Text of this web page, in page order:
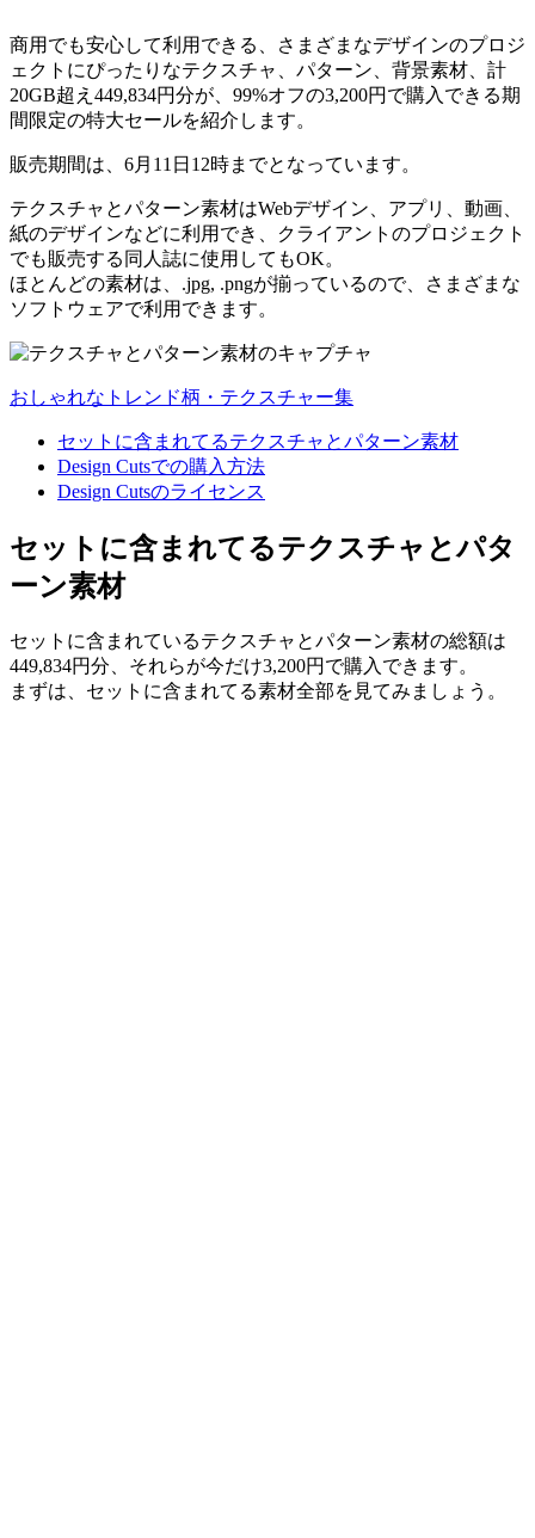
商用でも安心して利用できる、さまざまなデザインのプロジ
ェクトにぴったりなテクスチャ、パターン、背景素材、計
20GB超え449,834円分が、99%オフの3,200円で購入できる期
間限定の特大セールを紹介します。
販売期間は、6月11日12時までとなっています。
テクスチャとパターン素材はWebデザイン、アプリ、動画、
紙のデザインなどに利用でき、クライアントのプロジェクト
でも販売する同人誌に使用してもOK。
ほとんどの素材は、.jpg, .pngが揃っているので、さまざまな
ソフトウェアで利用できます。
おしゃれなトレンド柄・テクスチャー集
セットに含まれてるテクスチャとパターン素材
Design Cutsでの購入方法
Design Cutsのライセンス
セットに含まれてるテクスチャとパタ
ーン素材
セットに含まれているテクスチャとパターン素材の総額は
449,834円分、それらが今だけ3,200円で購入できます。
まずは、セットに含まれてる素材全部を見てみましょう。